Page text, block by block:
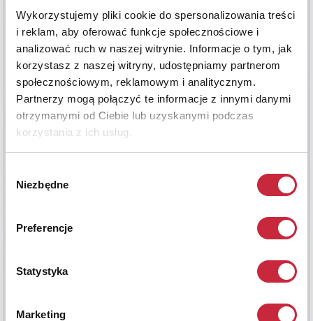
Wykorzystujemy pliki cookie do spersonalizowania treści
i reklam, aby oferować funkcje społecznościowe i
analizować ruch w naszej witrynie. Informacje o tym, jak
korzystasz z naszej witryny, udostępniamy partnerom
społecznościowym, reklamowym i analitycznym.
Partnerzy mogą połączyć te informacje z innymi danymi
otrzymanymi od Ciebie lub uzyskanymi podczas
korzystania z ich usług.
zgody
Niezbędne
Preferencje
Statystyka
Marketing